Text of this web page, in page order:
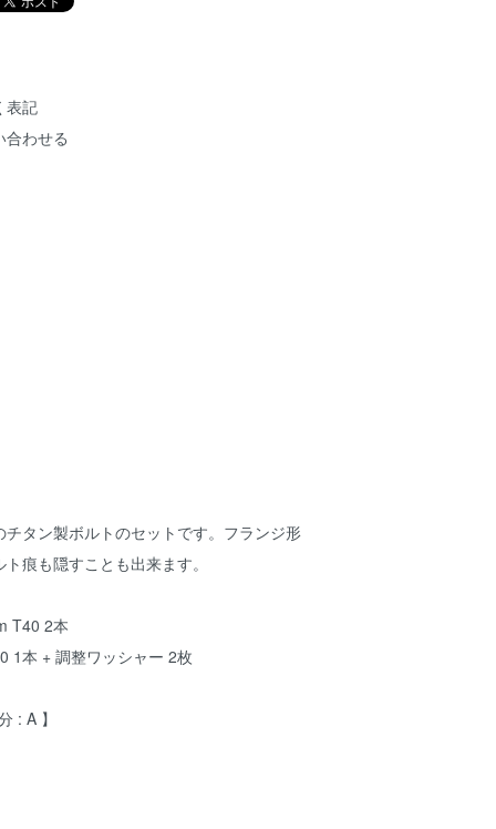
表記
合わせる
チタン製ボルトのセットです。フランジ形
痕も隠すことも出来ます。
T40 2本
1本 + 調整ワッシャー 2枚
: A 】